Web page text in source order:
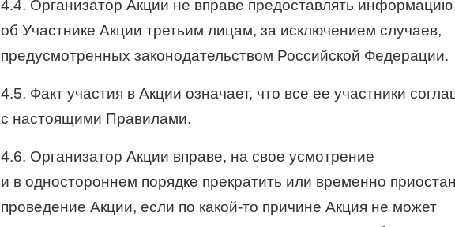
4.4. Организатор Акции не вправе предоставлять информацию
об Участнике Акции третьим лицам, за исключением случаев,
предусмотренных законодательством Российской Федерации.
4.5. Факт участия в Акции означает, что все ее участники
с настоящими Правилами.
4.6. Организатор Акции вправе, на свое усмотрение
и в одностороннем порядке прекратить или временно
проведение Акции, если по какой-то причине Акция не может